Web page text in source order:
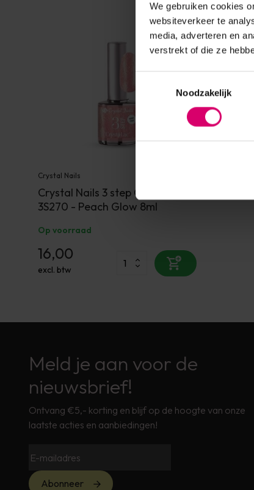
We gebruiken cookies
websiteverkeer te
media, adverteren en
verstrekt of die ze
Noodzakelijk
Crystal Nails
Crystal Nails 3 step Crystalac
3S270 - Peach Glow 8ml
Op voorraad
16,00
excl. btw
Meld je aan voor de
nieuwsbrief!
Ontvang €5,- korting en blijf op de hoogte van onze
laatste acties en aanbiedingen!
Abonneer